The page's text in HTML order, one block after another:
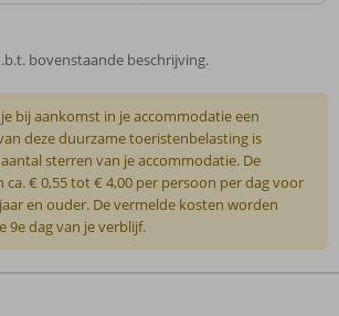
bovenstaande beschrijving.
bij aankomst in je accommodatie een
deze duurzame toeristenbelasting is
sterren van je accommodatie. De
ca. € 0,55 tot € 4,00 per persoon per dag voor
en ouder. De vermelde kosten worden
9e dag van je verblijf.